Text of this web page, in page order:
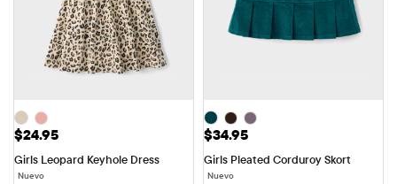
Precio: $24.95
$24.95
Girls Leopard Keyhole Dress
Nuevo
Precio: $34.95
$34.95
Girls Pleated Corduroy Skort
Nuevo